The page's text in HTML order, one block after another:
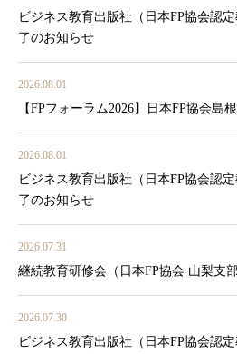
ビジネス教育出版社（日本FP協会認
了のお知らせ
2026.08.01
【FPフォーラム2026】日本FP協会島
2026.08.01
ビジネス教育出版社（日本FP協会認
了のお知らせ
2026.07.31
継続教育研修会（日本FP協会 山梨支
2026.07.30
ビジネス教育出版社（日本FP協会認